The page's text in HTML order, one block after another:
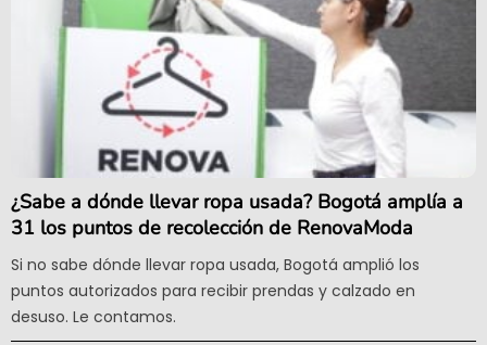
¿Sabe a dónde llevar ropa usada? Bogotá amplía a
31 los puntos de recolección de RenovaModa
Si no sabe dónde llevar ropa usada, Bogotá amplió los
puntos autorizados para recibir prendas y calzado en
desuso. Le contamos.